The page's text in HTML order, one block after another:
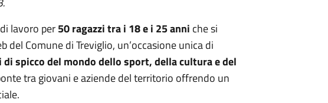
lavoro per50 ragazzi tra i 18 e i 25 anni che si
del Comune di Treviglio, un’occasione unica di
spicco del mondo dello sport, della cultura e del
tra giovani e aziende del territorio offrendo un